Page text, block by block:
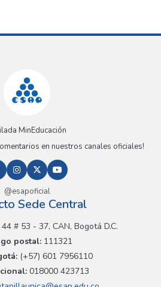
MinEducación
en nuestros canales oficiales!
@esapoficial
Sede Central
# 53 - 37, CAN, Bogotá D.C.
postal: 111321
(+57) 601 7956110
018000 423713